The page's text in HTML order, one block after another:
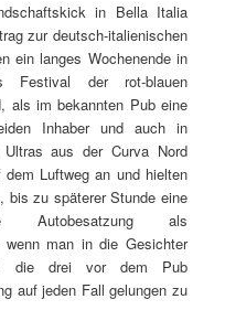
in Bella Italia
zur deutsch-italienischen
ein langes Wochenende in
der rot-blauen
als im bekannten Pub eine
Inhaber und auch in
aus der Curva Nord
Luftweg an und hielten
bis zu späterer Stunde eine
Autobesatzung als
wenn man in die Gesichter
die drei vor dem Pub
auf jeden Fall gelungen zu